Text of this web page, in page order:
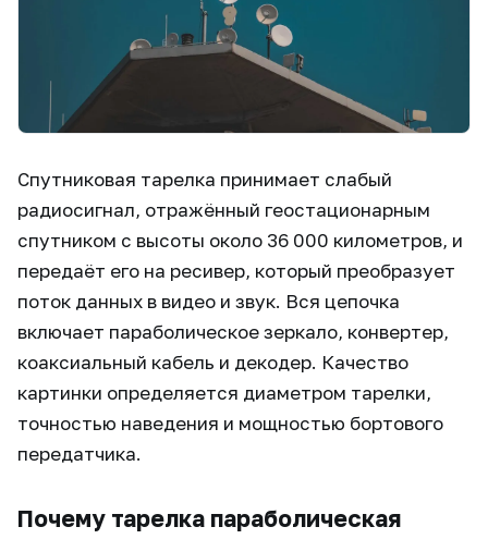
Спутниковая тарелка принимает слабый
радиосигнал, отражённый геостационарным
спутником с высоты около 36 000 километров, и
передаёт его на ресивер, который преобразует
поток данных в видео и звук. Вся цепочка
включает параболическое зеркало, конвертер,
коаксиальный кабель и декодер. Качество
картинки определяется диаметром тарелки,
точностью наведения и мощностью бортового
передатчика.
Почему тарелка параболическая